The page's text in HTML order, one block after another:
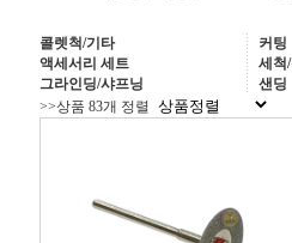
콜렛척/기타
액세서리 세트
그라인딩/샤프닝
커팅
세척
샌딩
>>상품 83개 정렬